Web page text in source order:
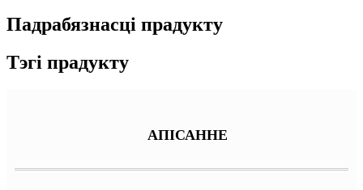
Падрабязнасці прадукту
Тэгі прадукту
АПІСАННЕ